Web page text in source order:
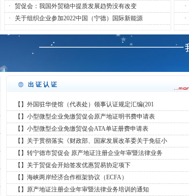
·
贸促会：我国外贸稳中提质发展趋势没有改变
·
关于组织企业参加2022中国（宁德）国际新能源
·
·
出证认证
【】外国驻华使馆（代表处）领事认证规定汇编(201
【】小型微型企业免缴贸促会原产地证明书费申请表
【】小型微型企业免缴贸促会ATA单证册费申请表
【】关于贯彻落实《财政部、国家发展改革委关于免征小
【】转宁德市贸促会 原产地证注册企业年审暨法律业务
【】关于贸促会开始签发优惠贸易协定项下
【】海峡两岸经济合作框架协议（ECFA）
【】原产地证注册企业年审暨法律业务培训的通知